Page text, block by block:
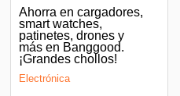
Ahorra en cargadores,
smart watches,
patinetes, drones y
más en Banggood.
¡Grandes chollos!
Electrónica